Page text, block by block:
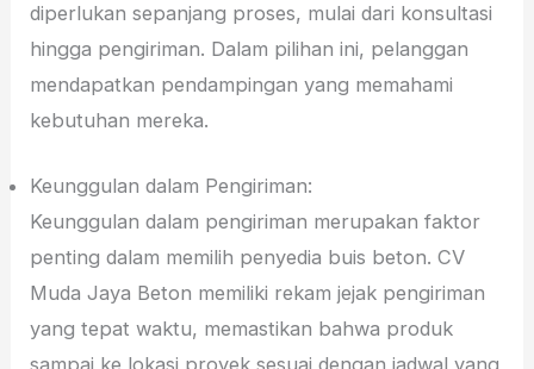
diperlukan sepanjang proses, mulai dari konsultasi
hingga pengiriman. Dalam pilihan ini, pelanggan
mendapatkan pendampingan yang memahami
kebutuhan mereka.
Keunggulan dalam Pengiriman:
Keunggulan dalam pengiriman merupakan faktor
penting dalam memilih penyedia buis beton. CV
Muda Jaya Beton memiliki rekam jejak pengiriman
yang tepat waktu, memastikan bahwa produk
sampai ke lokasi proyek sesuai dengan jadwal yang